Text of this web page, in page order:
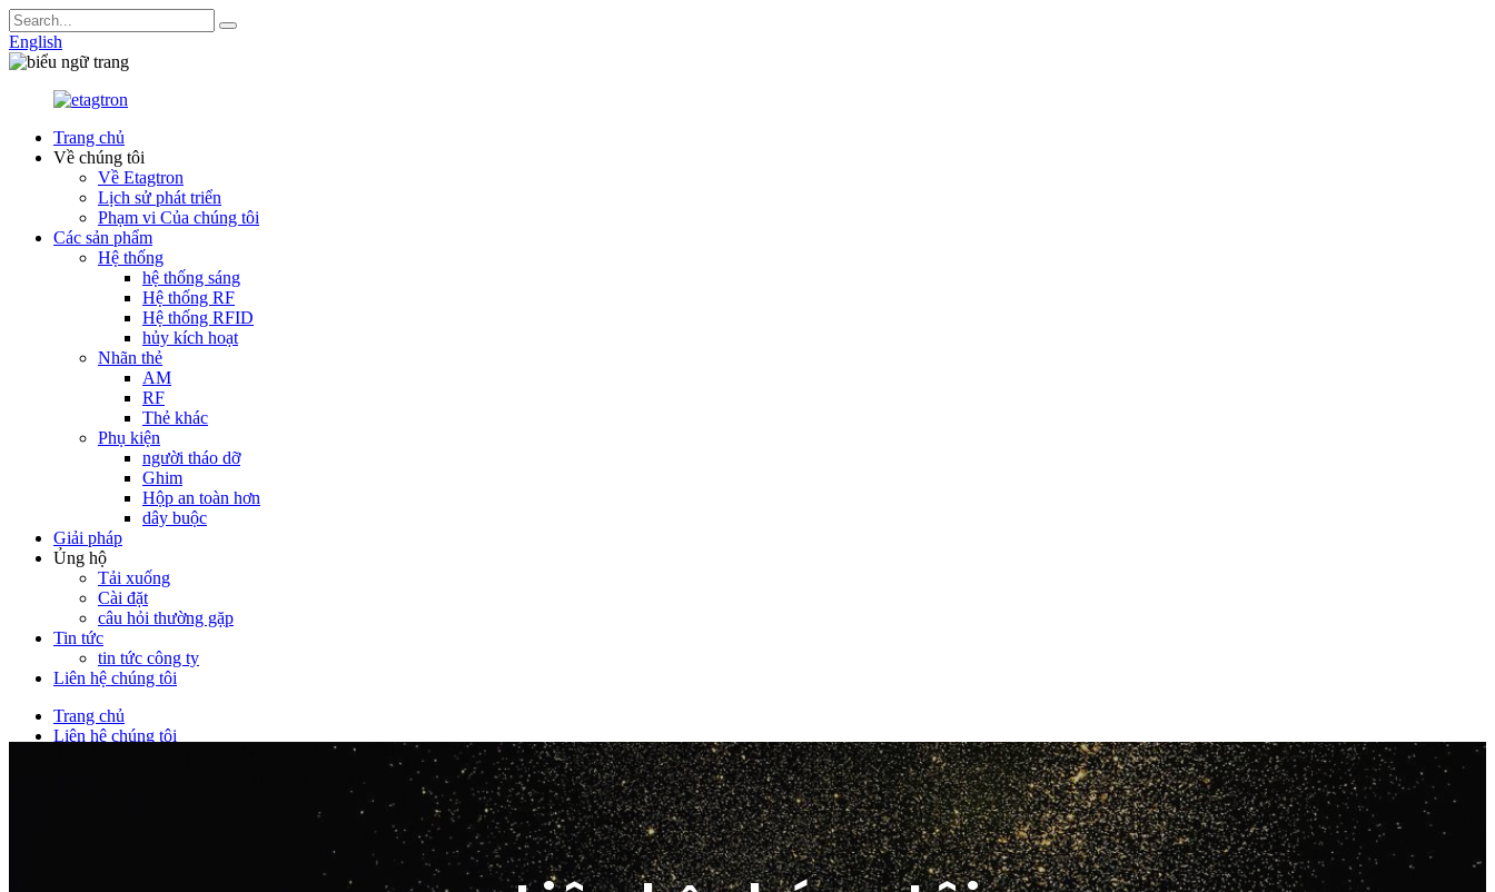
English
Trang chủ
Về chúng tôi
Về Etagtron
Lịch sử phát triển
Phạm vi Của chúng tôi
Các sản phẩm
Hệ thống
hệ thống sáng
Hệ thống RF
Hệ thống RFID
hủy kích hoạt
Nhãn thẻ
AM
RF
Thẻ khác
Phụ kiện
người tháo dỡ
Ghim
Hộp an toàn hơn
dây buộc
Giải pháp
Ủng hộ
Tải xuống
Cài đặt
câu hỏi thường gặp
Tin tức
tin tức công ty
Liên hệ chúng tôi
Trang chủ
Liên hệ chúng tôi